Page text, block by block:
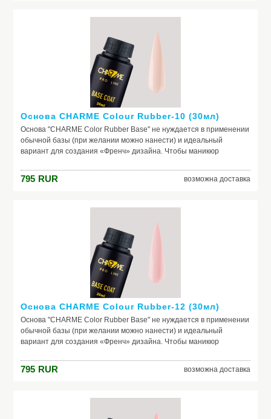
красящих веществ, поможет добиться по-настоящему добротного
красите ногти самостоятельно, основа – ваш самый главный
Основа CHARME Colour Rubber-10 (30мл)
Основа "CHARME Color Rubber Base" не нуждается в применении
обычной базы (при желании можно нанести) и идеальный
вариант для создания «Френч» дизайна. Чтобы маникюр
лака и ногтевой пластины. Базовое покрытие выравнивает
природный тон, маскирует неровности ногтя и его естественное
красящих веществ, поможет добиться по-настоящему добротного
красите ногти самостоятельно, основа – ваш самый главный
795 RUR возможна доставка
Основа CHARME Colour Rubber-12 (30мл)
Основа "CHARME Color Rubber Base" не нуждается в применении
обычной базы (при желании можно нанести) и идеальный
вариант для создания «Френч» дизайна. Чтобы маникюр
лака и ногтевой пластины. Базовое покрытие выравнивает
природный тон, маскирует неровности ногтя и его естественное
красящих веществ, поможет добиться по-настоящему добротного
795 RUR возможна доставка